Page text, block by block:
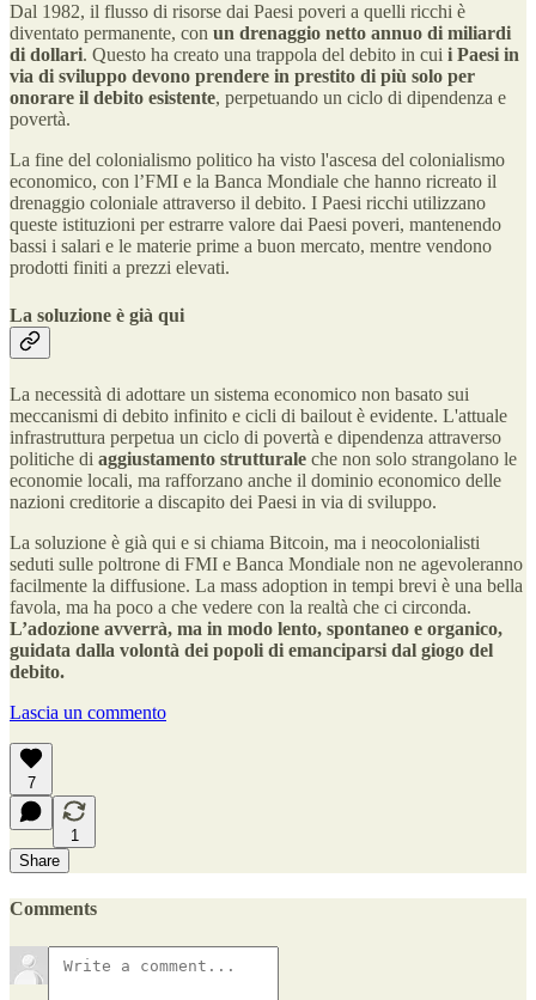
Dal 1982, il flusso di risorse dai Paesi poveri a quelli ricchi è
diventato permanente, con un drenaggio netto annuo di miliardi
di dollari. Questo ha creato una trappola del debito in cui i Paesi in
via di sviluppo devono prendere in prestito di più solo per
onorare il debito esistente, perpetuando un ciclo di dipendenza e
povertà.
La fine del colonialismo politico ha visto l'ascesa del colonialismo
economico, con l’FMI e la Banca Mondiale che hanno ricreato il
drenaggio coloniale attraverso il debito. I Paesi ricchi utilizzano
queste istituzioni per estrarre valore dai Paesi poveri, mantenendo
bassi i salari e le materie prime a buon mercato, mentre vendono
prodotti finiti a prezzi elevati.
La soluzione è già qui
La necessità di adottare un sistema economico non basato sui
meccanismi di debito infinito e cicli di bailout è evidente. L'attuale
infrastruttura perpetua un ciclo di povertà e dipendenza attraverso
politiche di aggiustamento strutturale che non solo strangolano le
economie locali, ma rafforzano anche il dominio economico delle
nazioni creditorie a discapito dei Paesi in via di sviluppo.
La soluzione è già qui e si chiama Bitcoin, ma i neocolonialisti
seduti sulle poltrone di FMI e Banca Mondiale non ne agevoleranno
facilmente la diffusione. La mass adoption in tempi brevi è una bella
favola, ma ha poco a che vedere con la realtà che ci circonda.
L’adozione avverrà, ma in modo lento, spontaneo e organico,
guidata dalla volontà dei popoli di emanciparsi dal giogo del
debito.
Lascia un commento
7
1
Share
Comments